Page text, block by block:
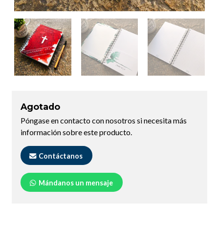
Agotado
Póngase en contacto con nosotros si necesita más
información sobre este producto.
Contáctanos
Mándanos un mensaje